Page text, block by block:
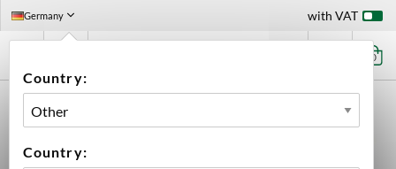
Germany
Country:
Country:
with VAT
0